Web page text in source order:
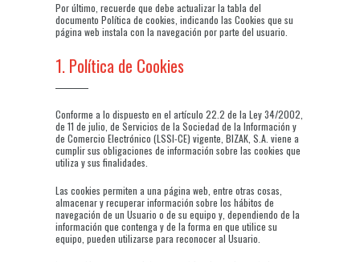
Por último, recuerde que debe actualizar la tabla del
documento Política de cookies, indicando las Cookies que su
página web instala con la navegación por parte del usuario.
1. Política de Cookies
Conforme a lo dispuesto en el artículo 22.2 de la Ley 34/2002,
de 11 de julio, de Servicios de la Sociedad de la Información y
de Comercio Electrónico (LSSI-CE) vigente, BIZAK, S.A. viene a
cumplir sus obligaciones de información sobre las cookies que
utiliza y sus finalidades.
Las cookies permiten a una página web, entre otras cosas,
almacenar y recuperar información sobre los hábitos de
navegación de un Usuario o de su equipo y, dependiendo de la
información que contenga y de la forma en que utilice su
equipo, pueden utilizarse para reconocer al Usuario.